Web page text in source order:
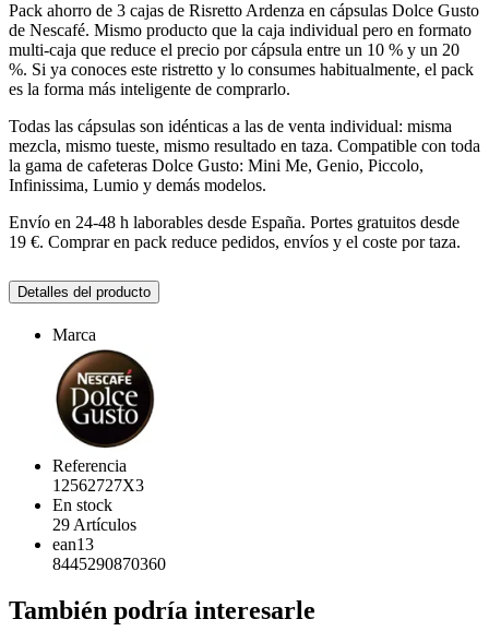
Pack ahorro de 3 cajas de Risretto Ardenza en cápsulas Dolce Gusto
de Nescafé. Mismo producto que la caja individual pero en formato
multi-caja que reduce el precio por cápsula entre un 10 % y un 20
%. Si ya conoces este ristretto y lo consumes habitualmente, el pack
es la forma más inteligente de comprarlo.
Todas las cápsulas son idénticas a las de venta individual: misma
mezcla, mismo tueste, mismo resultado en taza. Compatible con toda
la gama de cafeteras Dolce Gusto: Mini Me, Genio, Piccolo,
Infinissima, Lumio y demás modelos.
Envío en 24-48 h laborables desde España. Portes gratuitos desde
19 €. Comprar en pack reduce pedidos, envíos y el coste por taza.
Detalles del producto
Marca
Referencia
12562727X3
En stock
29 Artículos
ean13
8445290870360
También podría interesarle